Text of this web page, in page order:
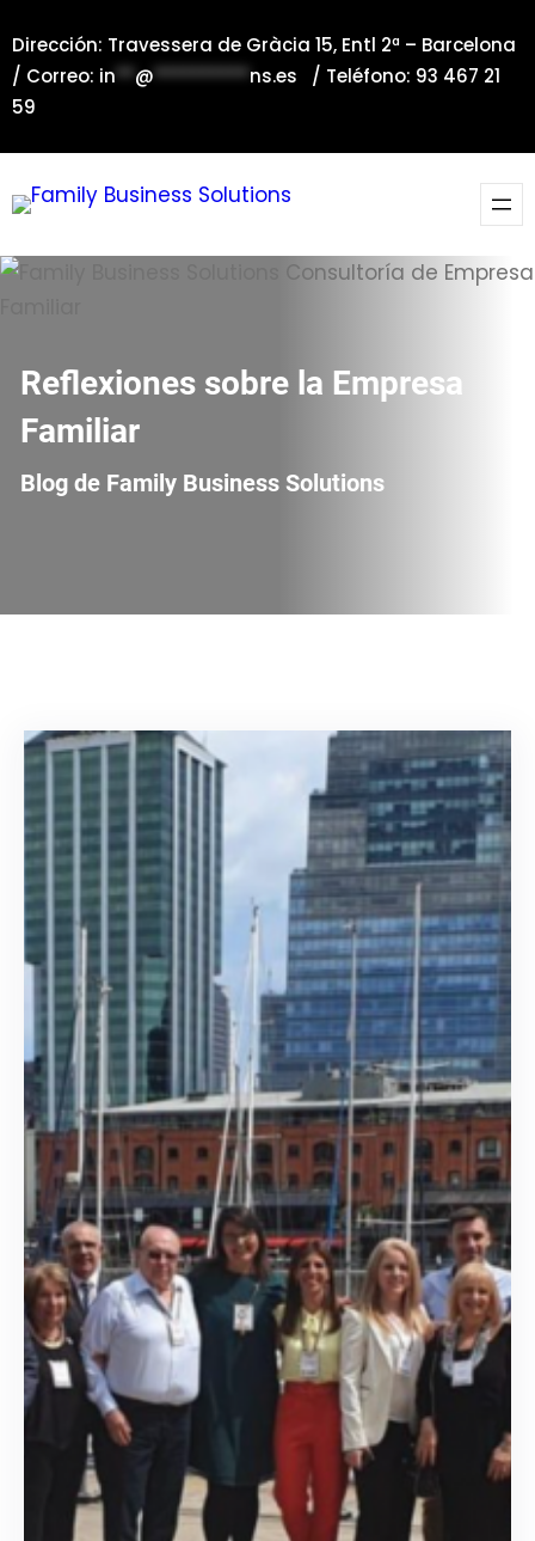
al
contenido
Dirección: Travessera de Gràcia 15, Entl 2ª – Barcelona
/ Correo: in**@**********ns.es / Teléfono: 93 467 21
59
Reflexiones sobre la Empresa
Familiar
Blog de Family Business Solutions